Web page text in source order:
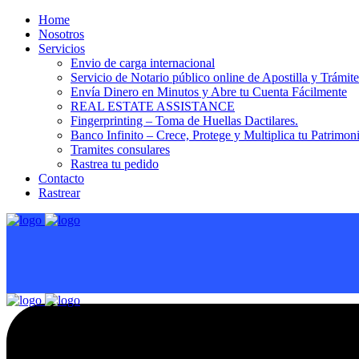
Home
Nosotros
Servicios
Envio de carga internacional
Servicio de Notario público online de Apostilla y
Envía Dinero en Minutos y Abre tu Cuenta Fácilmente
REAL ESTATE ASSISTANCE
Fingerprinting – Toma de Huellas Dactilares.
Banco Infinito – Crece, Protege y Multiplica tu
Tramites consulares
Rastrea tu pedido
Contacto
Rastrear